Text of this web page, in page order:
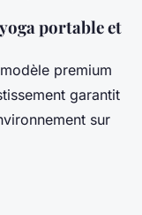
portable et
premium
garantit
sur